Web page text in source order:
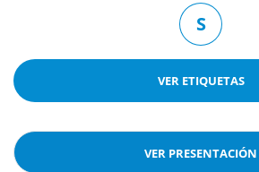
S
VER ETIQUETAS
VER PRESENTACIÓN